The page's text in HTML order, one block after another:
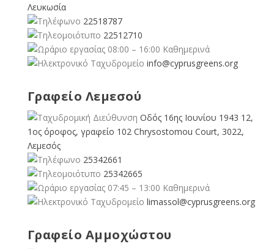
Λευκωσία
22518787
22512710
08:00 – 16:00 Καθημερινά
info@cyprusgreens.org
Γραφείο Λεμεσού
Οδός 16ης Ιουνίου 1943 12,
1ος όροφος, γραφείο 102 Chrysostomou Court, 3022,
Λεμεσός
25342661
25342665
07:45 – 13:00 Καθημερινά
limassol@cyprusgreens.org
Γραφείο Αμμοχώστου